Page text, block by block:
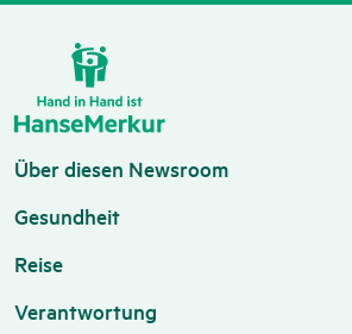
Über diesen Newsroom
Gesundheit
Reise
Verantwortung